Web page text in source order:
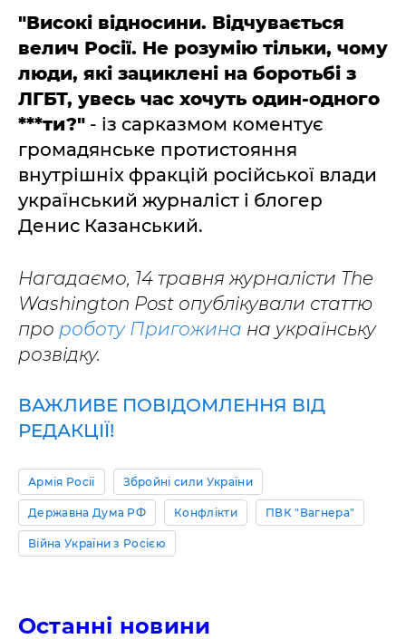
"Високі відносини. Відчувається
велич Росії. Не розумію тільки, чому
люди, які зациклені на боротьбі з
ЛГБТ, увесь час хочуть один-одного
***ти?" - із сарказмом коментує
громадянське протистояння
внутрішніх фракцій російської влади
український журналіст і блогер
Денис Казанський.
Нагадаємо, 14 травня журналісти The
Washington Post опублікували статтю
про роботу Пригожина на українську
розвідку.
ВАЖЛИВЕ ПОВІДОМЛЕННЯ ВІД
РЕДАКЦІЇ!
Армія Росії Збройні сили України
Державна Дума РФ Конфлікти ПВК "Вагнера"
Війна України з Росією
Останні новини